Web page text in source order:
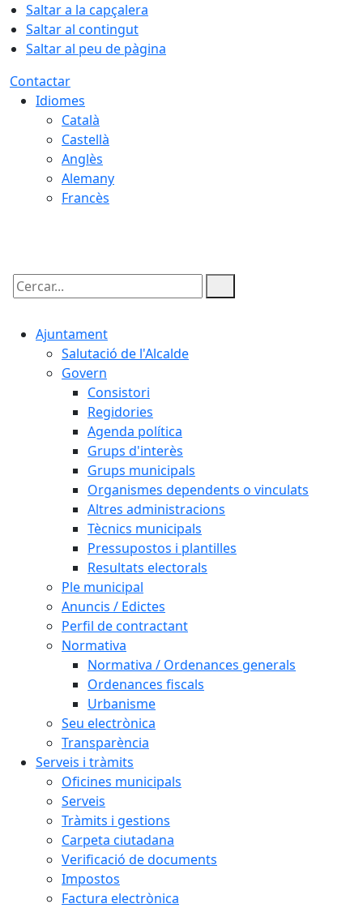
Saltar a la capçalera
Saltar al contingut
Saltar al peu de pàgina
Contactar
Idiomes
Català
Castellà
Anglès
Alemany
Francès
Cercar:
Ajuntament
Salutació de l'Alcalde
Govern
Consistori
Regidories
Agenda política
Grups d'interès
Grups municipals
Organismes dependents o vinculats
Altres administracions
Tècnics municipals
Pressupostos i plantilles
Resultats electorals
Ple municipal
Anuncis / Edictes
Perfil de contractant
Normativa
Normativa / Ordenances generals
Ordenances fiscals
Urbanisme
Seu electrònica
Transparència
Serveis i tràmits
Oficines municipals
Serveis
Tràmits i gestions
Carpeta ciutadana
Verificació de documents
Impostos
Factura electrònica